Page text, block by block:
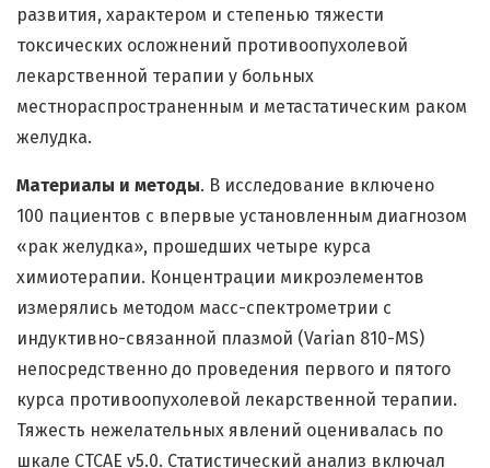
развития, характером и степенью тяжести
токсических осложнений противоопухолевой
лекарственной терапии у больных
местнораспространенным и метастатическим раком
желудка.
Материалы и методы. В исследование включено
100 пациентов с впервые установленным диагнозом
«рак желудка», прошедших четыре курса
химиотерапии. Концентрации микроэлементов
измерялись методом масс-спектрометрии с
индуктивно-связанной плазмой (Varian 810-MS)
непосредственно до проведения первого и пятого
курса противоопухолевой лекарственной терапии.
Тяжесть нежелательных явлений оценивалась по
шкале CTCAE v5.0. Статистический анализ включал